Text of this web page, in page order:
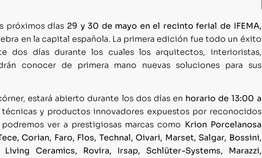
próximos días 29 y 30 de mayo en el recinto ferial de IFEMA,
en la capital española. La primera edición fue todo un éxito
dos días durante los cuales los arquitectos, interioristas,
conocer de primera mano nuevas soluciones para sus
estará abierto durante los dos días en horario de 13:00 a
y productos innovadores expuestos por reconocidos
ver a prestigiosas marcas como Krion Porcelanosa
Corian, Faro, Flos, Technal, Oivari, Marset, Salgar, Bossini,
Ceramics, Rovira, Irsap, Schlüter-Systems, Marazzi,